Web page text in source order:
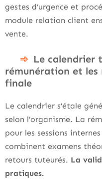
gestes d’urgence et
module relation client
vente.
Le calendrier
rémunération et les
finale
Le calendrier s’étale
selon l’organisme. La
pour les sessions
combinent examens
retours tuteurés. La
pratiques.